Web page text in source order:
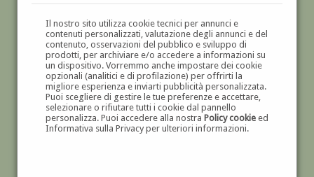
Il nostro sito utilizza cookie tecnici per annunci e
contenuti personalizzati, valutazione degli annunci e del
contenuto, osservazioni del pubblico e sviluppo di
prodotti, per archiviare e/o accedere a informazioni su
un dispositivo. Vorremmo anche impostare dei cookie
opzionali (analitici e di profilazione) per offrirti la
migliore esperienza e inviarti pubblicità personalizzata.
Puoi scegliere di gestire le tue preferenze e accettare,
selezionare o rifiutare tutti i cookie dal pannello
personalizza. Puoi accedere alla nostra Policy cookieed
Informativa sulla Privacy per ulteriori informazioni.
GALLERIAD'ARTE
DIPINTI E SCULTURE '800 E '900